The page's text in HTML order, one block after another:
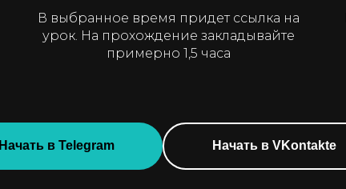
В выбранное время придет ссылка на
урок. На прохождение закладывайте
примерно 1,5 часа
Начать в Telegram Начать в VKontakte